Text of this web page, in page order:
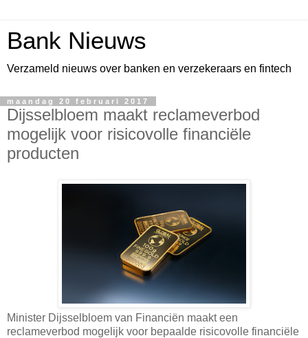
Bank Nieuws
Verzameld nieuws over banken en verzekeraars en fintech
maandag 20 februari 2017
Dijsselbloem maakt reclameverbod
mogelijk voor risicovolle financiële
producten
Minister Dijsselbloem van Financiën maakt een
reclameverbod mogelijk voor bepaalde risicovolle financiële